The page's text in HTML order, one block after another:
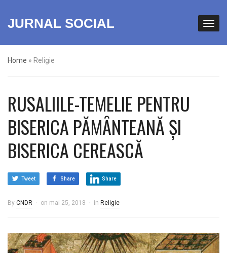
JURNAL SOCIAL
Home » Religie
RUSALIILE-TEMELIE PENTRU
BISERICA PĂMȂNTEANĂ ȘI
BISERICA CEREASCĂ
Tweet Share Share
By CNDR on mai 25, 2018 in Religie